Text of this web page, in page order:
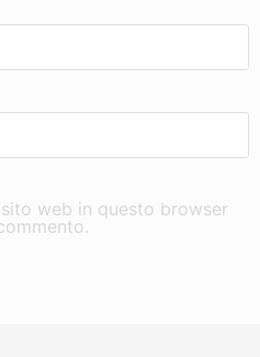
web in questo browser